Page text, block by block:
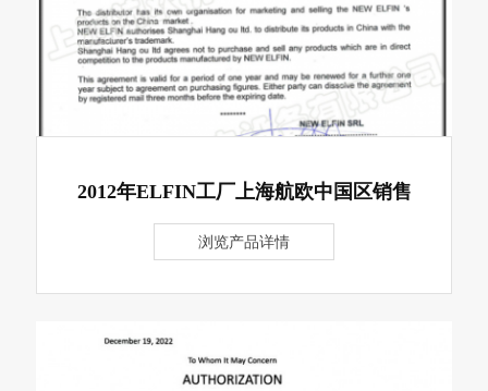
2012年ELFIN工厂上海航欧中国区销售
浏览产品详情